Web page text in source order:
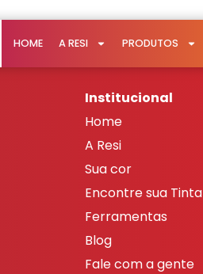
HOME A RESI PRODUTOS
Institucional
Home
A Resi
Sua cor
Encontre sua Tinta
Ferramentas
Blog
Fale com a gente